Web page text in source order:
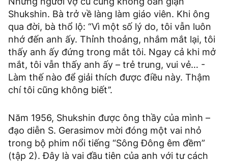
Shukshin. Bà trở về làng làm giáo viên. Khi ông
qua đời, bà thổ lộ: “Vì một số lý do, tôi vẫn luôn
nhớ đến anh ấy. Thỉnh thoảng, nhắm mắt lại, tôi
thấy anh ấy đứng trong mắt tôi. Ngay cả khi mở
mắt, tôi vẫn thấy anh ấy – trẻ trung, vui vẻ… -
Làm thế nào để giải thích được điều này. Thậm
chí tôi cũng không biết’’.
Năm 1956, Shukshin được ông thầy của mình –
đạo diễn S. Gerasimov mời đóng một vai nhỏ
trong bộ phim nổi tiếng “Sông Đông êm đềm”
(tập 2). Đây là vai đầu tiên của anh với tư cách